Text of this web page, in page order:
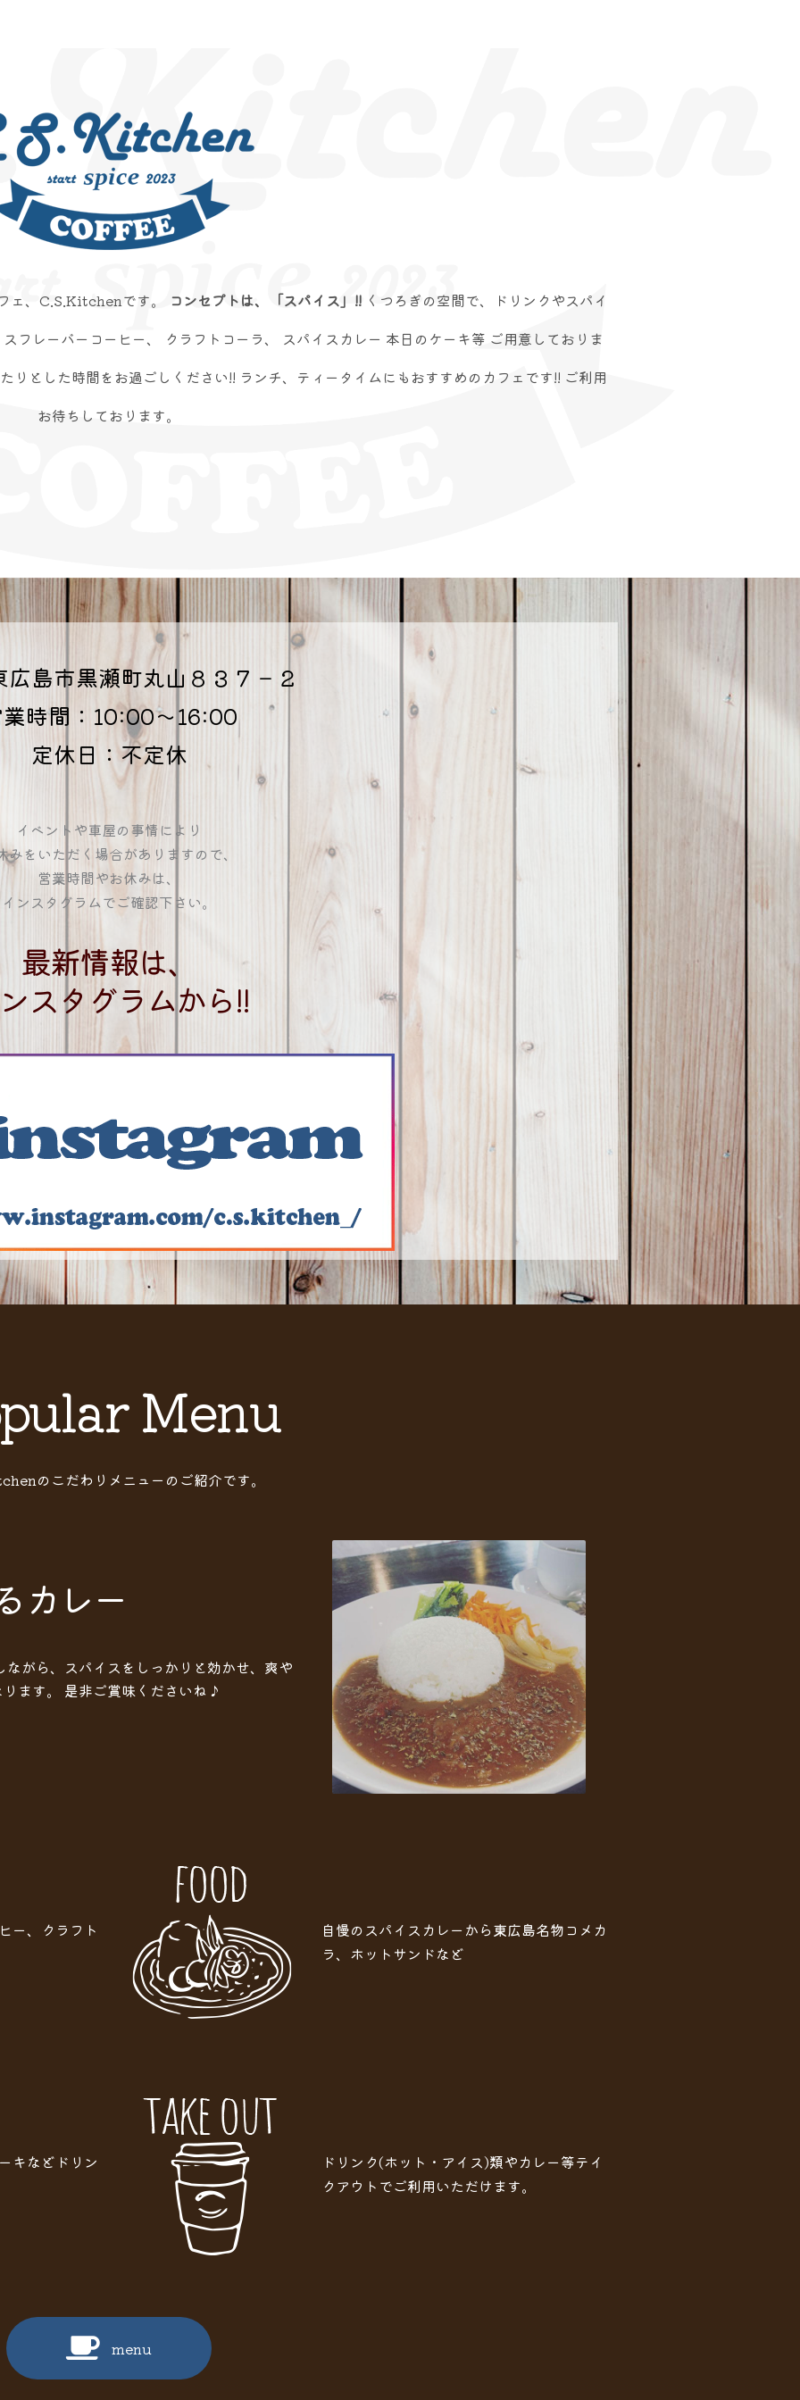
ェ、C.S.Kitchenです。 コンセプトは、「スパイス」!! くつろぎの空間で、ドリンクやスパイ
フレーバーコーヒー、 クラフトコーラ、 スパイスカレー 本日のケーキ等 ご用意しておりま
とした時間をお過ごしください!! ランチ、ティータイムにもおすすめのカフェです!! ご利用
お待ちしております。
島市黒瀬町丸山８３７－２
時間：10:00～16:00
定休日：不定休
イベントや車屋の事情により
みをいただく場合がありますので、
営業時間やお休みは、
インスタグラムでご確認下さい。
最新情報は、
スタグラムから!!
Menu
のこだわりメニューのご紹介です。
カレー
がら、スパイスをしっかりと効かせ、爽や
ます。 是非ご賞味くださいね♪
ー、クラフト
自慢のスパイスカレーから東広島名物コメカ
ラ、ホットサンドなど
キなどドリン
ドリンク(ホット・アイス)類やカレー等テイ
クアウトでご利用いただけます。
menu